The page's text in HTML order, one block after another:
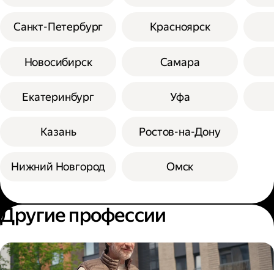
Санкт-Петербург
Новосибирск
Екатеринбург
Казань
Нижний Новгород
Красноярск
Самара
Уфа
Ростов-на-Дону
Омск
Другие профессии